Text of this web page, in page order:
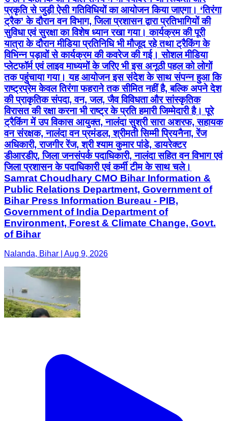
प्रकृति से जुड़ी ऐसी गतिविधियों का आयोजन किया जाएगा। ‘तिरंगा
ट्रैक’ के दौरान वन विभाग, जिला प्रशासन द्वारा प्रतिभागियों की
सुविधा एवं सुरक्षा का विशेष ध्यान रखा गया। कार्यक्रम की पूरी
यात्रा के दौरान मीडिया प्रतिनिधि भी मौजूद रहे तथा ट्रैकिंग के
विभिन्न पड़ावों से कार्यक्रम की कवरेज की गई। सोशल मीडिया
प्लेटफॉर्म एवं लाइव माध्यमों के जरिए भी इस अनूठी पहल को लोगों
तक पहुंचाया गया। यह आयोजन इस संदेश के साथ संपन्न हुआ कि
राष्ट्रप्रेम केवल तिरंगा फहराने तक सीमित नहीं है, बल्कि अपने देश
की प्राकृतिक संपदा, वन, जल, जैव विविधता और सांस्कृतिक
विरासत की रक्षा करना भी राष्ट्र के प्रति हमारी जिम्मेदारी है। पूरे
ट्रैकिंग में उप विकास आयुक्त, नालंदा सुश्री सारा अशरफ, सहायक
वन संरक्षक, नालंदा वन प्रमंडल, श्रीमती सिम्मी प्रियनैना, रेंज
अधिकारी, राजगीर रेंज, श्री श्याम कुमार पांडे, डायरेक्टर
डीआरडीए, जिला जनसंपर्क पदाधिकारी, नालंदा सहित वन विभाग एवं
जिला प्रशासन के पदाधिकारी एवं कर्मी टीम के साथ चले।
Samrat Choudhary CMO Bihar Information &
Public Relations Department, Government of
Bihar Press Information Bureau - PIB,
Government of India Department of
Environment, Forest & Climate Change, Govt.
of Bihar
Nalanda, Bihar | Aug 9, 2026